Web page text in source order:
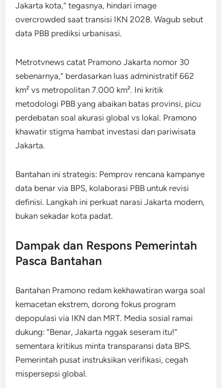
Jakarta kota,” tegasnya, hindari image
overcrowded saat transisi IKN 2028. Wagub sebut
data PBB prediksi urbanisasi.
Metrotvnews catat Pramono Jakarta nomor 30
sebenarnya,” berdasarkan luas administratif 662
km² vs metropolitan 7.000 km². Ini kritik
metodologi PBB yang abaikan batas provinsi, picu
perdebatan soal akurasi global vs lokal. Pramono
khawatir stigma hambat investasi dan pariwisata
Jakarta.​
Bantahan ini strategis: Pemprov rencana kampanye
data benar via BPS, kolaborasi PBB untuk revisi
definisi. Langkah ini perkuat narasi Jakarta modern,
bukan sekadar kota padat.​
Dampak dan Respons Pemerintah
Pasca Bantahan
Bantahan Pramono redam kekhawatiran warga soal
kemacetan ekstrem, dorong fokus program
depopulasi via IKN dan MRT. Media sosial ramai
dukung: “Benar, Jakarta nggak seseram itu!”
sementara kritikus minta transparansi data BPS.
Pemerintah pusat instruksikan verifikasi, cegah
mispersepsi global.​